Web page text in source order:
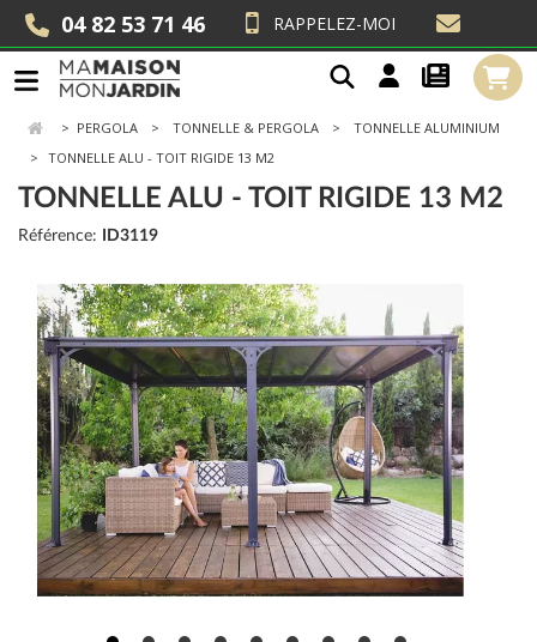
04 82 53 71 46 RAPPELEZ-MOI
> PERGOLA TONNELLE & PERGOLA
TONNELLE ALUMINIUM
TONNELLE ALU - TOIT RIGIDE 13 M2
TONNELLE ALU - TOIT RIGIDE 13 M2
Référence: ID3119